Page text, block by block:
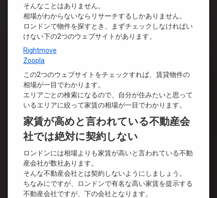
そんなことはありません。
相場がわからないならリサーチするしかありません。
ロンドンで物件を探すとき、まずチェックしなければい
けない下の2つのウェブサイトがあります。
Rightmove
Zoopla
この2つのウェブサイトをチェックすれば、賃貸物件の
相場が一目でわかります。
エリアごとの検索になるので、自分が住みたいと思って
いるエリアに絞って家賃の相場が一目でわかります。
家賃が高めと言われている不動産会
社では絶対に契約しない
ロンドンには相場よりも家賃が高いと言われている不動
産会社が数社あります。
そんな不動産会社とは契約しないようにしましょう。
ちなみにですが、ロンドンで有名な高い家賃を提示する
不動産会社ですが、下の会社となります。